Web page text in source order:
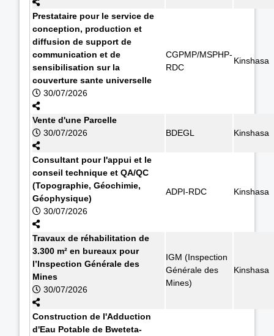
Prestataire pour le service de
conception, production et
diffusion de support de
communication et de
sensibilisation sur la
couverture sante universelle
30/07/2026
CGPMP/MSPHP-
RDC
Kinshasa
Vente d'une Parcelle
30/07/2026
BDEGL Kinshasa
Consultant pour l'appui et le
conseil technique et QA/QC
(Topographie, Géochimie,
Géophysique)
30/07/2026
ADPI-RDC Kinshasa
Travaux de réhabilitation de
3.300 m² en bureaux pour
l’Inspection Générale des
Mines
30/07/2026
IGM (Inspection
Générale des
Mines)
Kinshasa
Construction de l'Adduction
d'Eau Potable de Bweteta-